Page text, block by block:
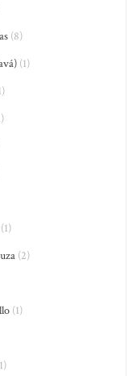
(8)
(1)
(1)
(2)
(1)